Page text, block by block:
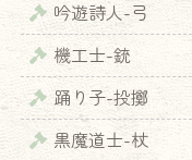
吟遊詩人-弓
機工士-銃
踊り子-投擲
黒魔道士-杖